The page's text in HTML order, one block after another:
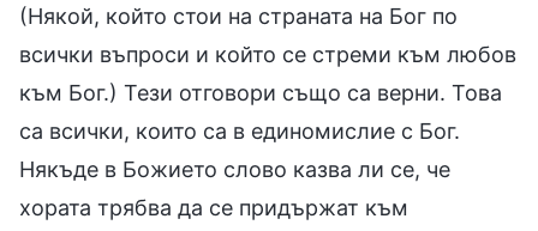
(Някой, който стои на страната на Бог по
всички въпроси и който се стреми към любов
към Бог.) Тези отговори също са верни. Това
са всички, които са в единомислие с Бог.
Някъде в Божието слово казва ли се, че
хората трябва да се придържат към